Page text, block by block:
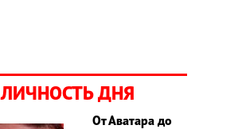
ЛИЧНОСТЬ ДНЯ
От Аватара до